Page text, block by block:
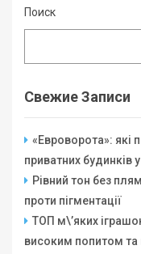
Поиск
Свежие Записи
«Евроворота»: які
приватних будинків
Рівний тон без
проти пігментації
ТОП м\’яких
високим попитом